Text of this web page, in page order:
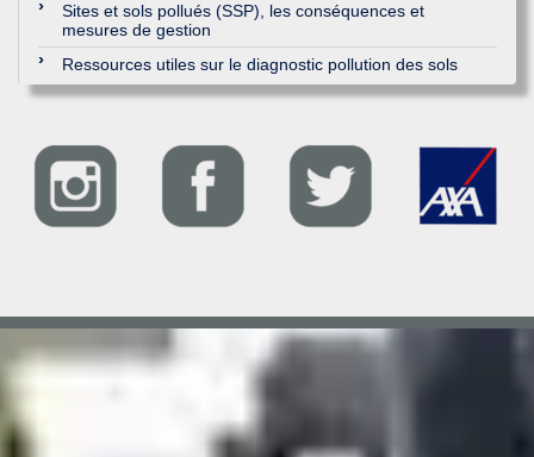
Sites et sols pollués (SSP), les conséquences et
mesures de gestion
Ressources utiles sur le diagnostic pollution des sols